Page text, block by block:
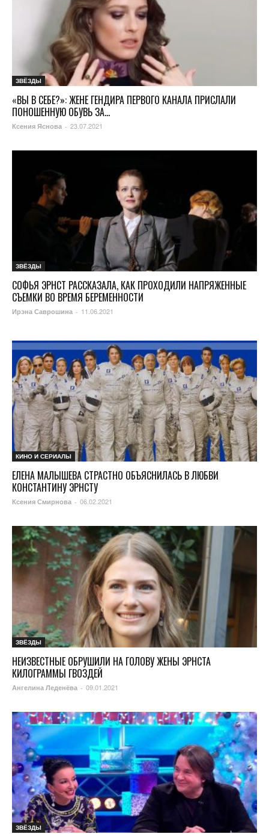
ЗВЁЗДЫ
«ВЫ В СЕБЕ?»: ЖЕНЕ ГЕНДИРА ПЕРВОГО КАНАЛА ПРИСЛАЛИ
ПОНОШЕННУЮ ОБУВЬ ЗА...
Ксения Яснова - 23.07.2021
ЗВЁЗДЫ
СОФЬЯ ЭРНСТ РАССКАЗАЛА, КАК ПРОХОДИЛИ НАПРЯЖЕННЫЕ
СЪЕМКИ ВО ВРЕМЯ БЕРЕМЕННОСТИ
Ирэна Саврошина - 11.06.2021
КИНО И СЕРИАЛЫ
ЕЛЕНА МАЛЫШЕВА СТРАСТНО ОБЪЯСНИЛАСЬ В ЛЮБВИ
КОНСТАНТИНУ ЭРНСТУ
Ксения Смирнова - 06.02.2021
ЗВЁЗДЫ
НЕИЗВЕСТНЫЕ ОБРУШИЛИ НА ГОЛОВУ ЖЕНЫ ЭРНСТА
КИЛОГРАММЫ ГВОЗДЕЙ
Ангелина Леденёва - 09.01.2021
ЗВЁЗДЫ